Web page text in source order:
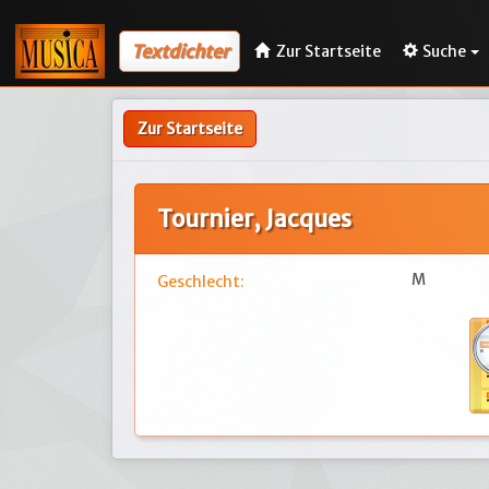
Textdichter Zur Startseite Suche
Zur Startseite
Tournier, Jacques
Geschlecht: M